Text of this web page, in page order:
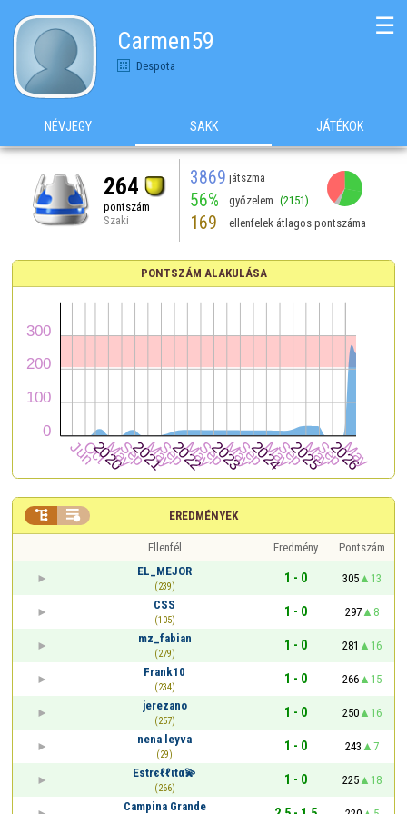
Carmen59
Despota
☰
NÉVJEGY SAKK JÁTÉKOK
264
pontszám
Szaki
3869 játszma
56% győzelem (2151)
169 ellenfelek átlagos pontszáma
PONTSZÁM ALAKULÁSA
EREDMÉNYEK
 
Ellenfél Eredmény
Pontszám
EL_MEJOR
(239)
1 - 0 305
13
CSS
(105)
1 - 0 297
8
mz_fabian
(279)
1 - 0 281
16
Frank10
(234)
1 - 0 266
15
jerezano
(257)
1 - 0 250
16
nena leyva
(29)
1 - 0 243
7
Estrєℓℓιtα💫
(266)
1 - 0 225
18
Campina Grande